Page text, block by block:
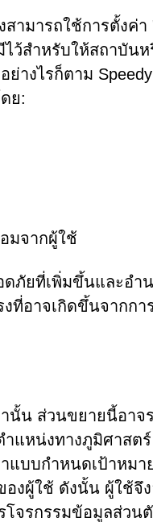
สามารถใช้การตั้งค่า
ว้สำหรับให้สถาบัน
างไรก็ตาม
ย:
มจากผู้ใช้
ภัยที่เพิ่มขึ้นและอำ
ที่อาจเกิดขึ้นจากกา
านั้น ส่วนขยายนี้อาจ
แหน่งทางภูมิศาสตร์
แบบกำหนดเป้าหมา
งผู้ใช้ ดังนั้น ผู้ใช้จึ
จรกรรมข้อมูลส่วน